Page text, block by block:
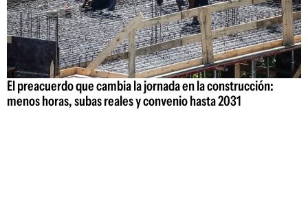
El preacuerdo que cambia la jornada en la construcción:
menos horas, subas reales y convenio hasta 2031